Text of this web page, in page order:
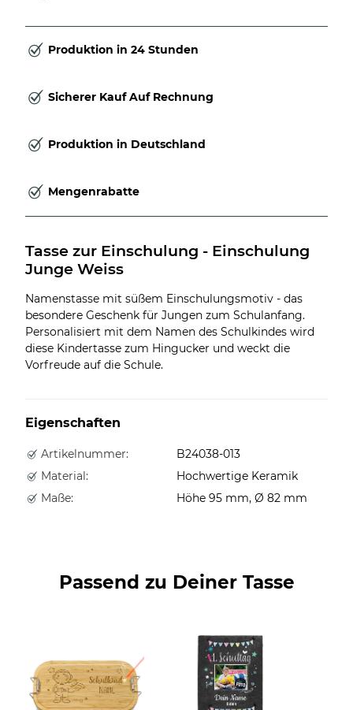
Produktion in 24 Stunden
Sicherer Kauf Auf Rechnung
Produktion in Deutschland
Mengenrabatte
Tasse zur Einschulung - Einschulung
Junge Weiss
Namenstasse mit süßem Einschulungsmotiv - das
besondere Geschenk für Jungen zum Schulanfang.
Personalisiert mit dem Namen des Schulkindes wird
diese Kindertasse zum Hingucker und weckt die
Vorfreude auf die Schule.
Eigenschaften
Artikelnummer:
B24038-013
Material:
Hochwertige Keramik
Maße:
Höhe 95 mm, Ø 82 mm
Passend zu Deiner Tasse